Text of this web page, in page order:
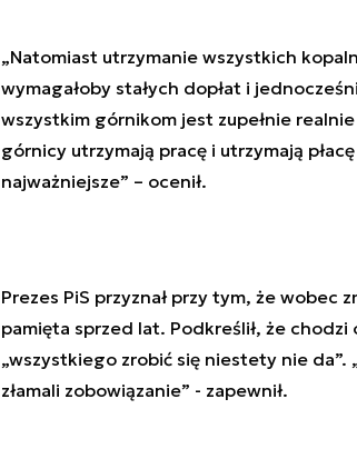
„Natomiast utrzymanie wszystkich
wymagałoby stałych dopłat i
wszystkim górnikom jest zupełnie
górnicy utrzymają pracę i utrzymają
najważniejsze” – ocenił.
Prezes PiS przyznał przy tym, że wobec
pamięta sprzed lat. Podkreślił, że
„wszystkiego zrobić się niestety nie da”.
złamali zobowiązanie” - zapewnił.